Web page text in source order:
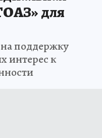
для
поддержку
интерес к